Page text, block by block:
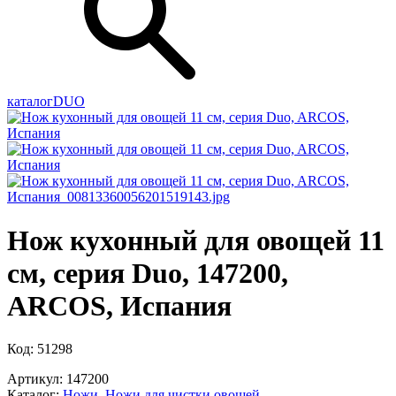
каталогDUO
Нож кухонный для овощей 11
см, серия Duo, 147200,
ARCOS, Испания
Код: 51298
Артикул: 147200